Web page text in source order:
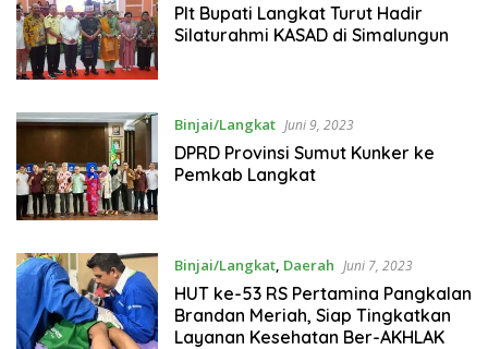
Plt Bupati Langkat Turut Hadir
Silaturahmi KASAD di Simalungun
Binjai/Langkat Juni 9, 2023
DPRD Provinsi Sumut Kunker ke
Pemkab Langkat
Binjai/Langkat, Daerah Juni 7, 2023
HUT ke-53 RS Pertamina Pangkalan
Brandan Meriah, Siap Tingkatkan
Layanan Kesehatan Ber-AKHLAK